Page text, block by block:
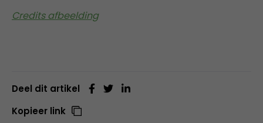
Credits afbeelding
Deel dit artikel
Kopieer link